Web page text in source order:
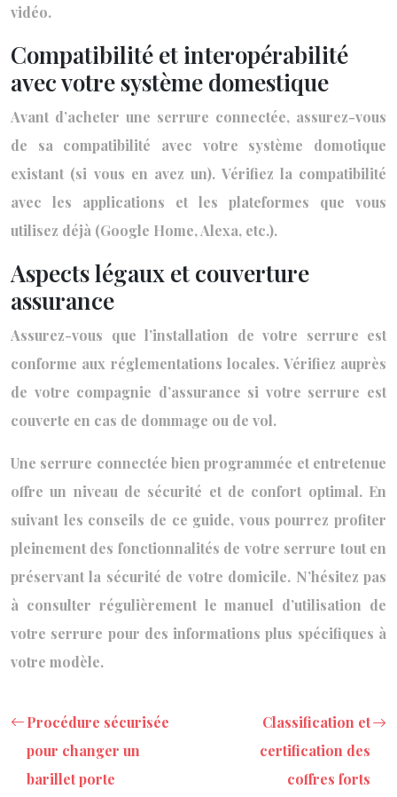
vidéo.
Compatibilité et interopérabilité
avec votre système domestique
Avant d’acheter une serrure connectée, assurez-vous
de sa compatibilité avec votre système domotique
existant (si vous en avez un). Vérifiez la compatibilité
avec les applications et les plateformes que vous
utilisez déjà (Google Home, Alexa, etc.).
Aspects légaux et couverture
assurance
Assurez-vous que l’installation de votre serrure est
conforme aux réglementations locales. Vérifiez auprès
de votre compagnie d’assurance si votre serrure est
couverte en cas de dommage ou de vol.
Une serrure connectée bien programmée et entretenue
offre un niveau de sécurité et de confort optimal. En
suivant les conseils de ce guide, vous pourrez profiter
pleinement des fonctionnalités de votre serrure tout en
préservant la sécurité de votre domicile. N’hésitez pas
à consulter régulièrement le manuel d’utilisation de
votre serrure pour des informations plus spécifiques à
votre modèle.
Procédure sécurisée
pour changer un
barillet porte
Classification et
certification des
coffres forts